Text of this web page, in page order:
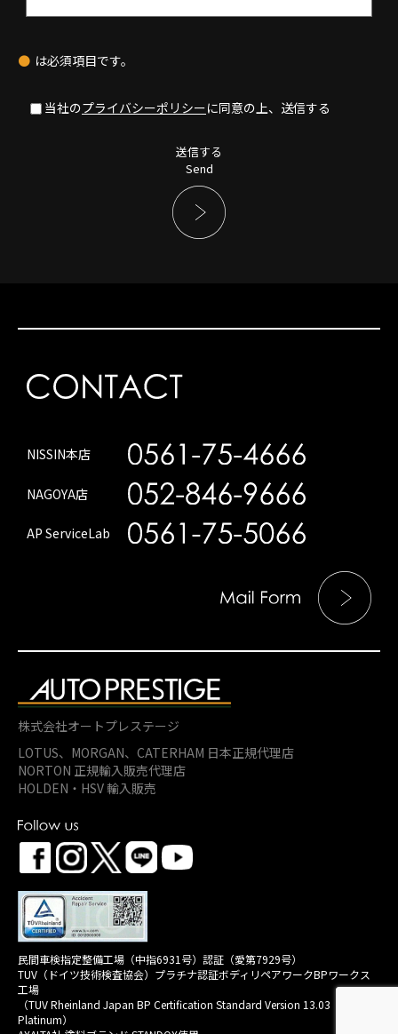
● は必須項目です。
当社のプライバシーポリシーに同意の上、送信する
送信する
Send
NISSIN本店
NAGOYA店
AP ServiceLab
株式会社オートプレステージ
LOTUS、MORGAN、 CATERHAM 日本正規代理店
NORTON 正規輸入販売代理店
HOLDEN・HSV 輸入販売
民間車検指定整備工場（中指6931号）認証（愛第7929号）
TUV（ドイツ技術検査協会）プラチナ認証ボディリペアワークBPワークス
工場
（TUV Rheinland Japan BP Certification Standard Version 13.03
Platinum）